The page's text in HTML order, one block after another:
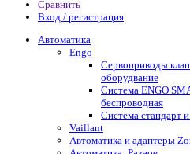
Сравнить
Вход / регистрация
Автоматика
Engo
Сервоприводы
оборудвание
Система ENGO
беспроводная
Система стандарт
Vaillant
Автоматика и адаптеры